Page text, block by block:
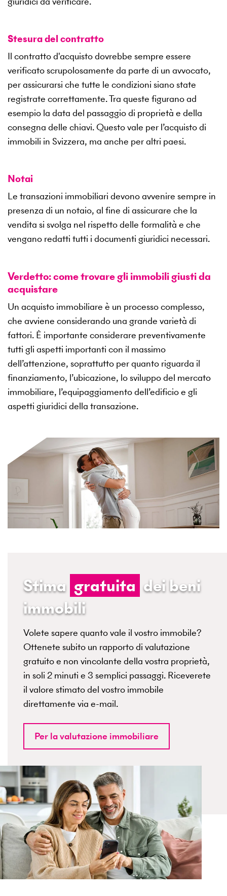
Stesura del contratto
Il contratto d'acquisto dovrebbe sempre essere
verificato scrupolosamente da parte di un avvocato,
per assicurarsi che tutte le condizioni siano state
registrate correttamente. Tra queste figurano ad
esempio la data del passaggio di proprietà e della
consegna delle chiavi. Questo vale per l’acquisto di
immobili in Svizzera, ma anche per altri paesi.
Notai
Le transazioni immobiliari devono avvenire sempre in
presenza di un notaio, al fine di assicurare che la
vendita si svolga nel rispetto delle formalità e che
vengano redatti tutti i documenti giuridici necessari.
Verdetto: come trovare gli immobili giusti da
acquistare
Un acquisto immobiliare è un processo complesso,
che avviene considerando una grande varietà di
fattori. È importante considerare preventivamente
tutti gli aspetti importanti con il massimo
dell’attenzione, soprattutto per quanto riguarda il
finanziamento, l’ubicazione, lo sviluppo del mercato
immobiliare, l’equipaggiamento dell’edificio e gli
aspetti giuridici della transazione.
Stima gratuita dei beni
immobili
Volete sapere quanto vale il vostro immobile?
Ottenete subito un rapporto di valutazione
gratuito e non vincolante della vostra proprietà,
in soli 2 minuti e 3 semplici passaggi. Riceverete
il valore stimato del vostro immobile
direttamente via e-mail.
Per la valutazione immobiliare